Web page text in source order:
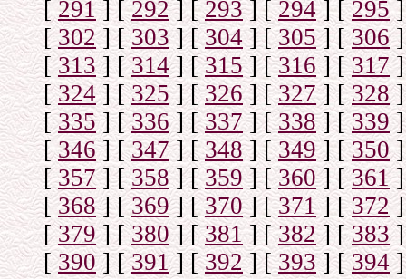
[ 291] [292] [293] [294] [295]
[302] [303] [304] [305] [306]
[313] [314] [315] [316] [ 317]
[324] [325] [326] [327] [328]
[335] [336] [337] [338] [339]
[346] [347] [348] [349] [350]
[357] [358] [359] [360] [361]
[368] [369] [370] [371] [ 372]
[379] [380] [381] [382] [383]
[390] [391] [392] [393] [394]